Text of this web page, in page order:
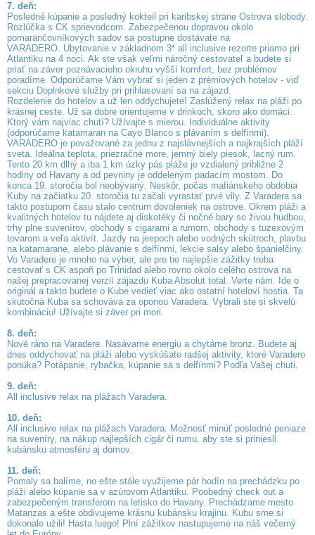
7. deň:
Posledné kúpanie a posledný kokteil pri karibskej strane Ostrova slobody.
Rozlúčka s CK sprievodcom. Zabezpečenou dopravou okolo
pomarančovníkových sadov sa postupne dostávate na
VARADERO. Ubytovanie v základnom 3* all inclusive rezorte priamo pri
Atlantiku na 4 noci. Ak ste však veľmi náročný cestovateľ a budete si
priať na záver poznávacieho okruhu vyšší komfort, bez problémov
poradíme. Odporúčame Vám vybrať si jeden z prémiových hotelov - viď
sekciu Doplnkové služby pri prihlasovaní sa na zájazd.
Rozdelenie do hotelov a už len oddychujete! Zaslúžený relax na pláži po
krásnej ceste. Už sa dobre orientujeme v drinkoch, skoro ako domáci.
Ktorý vám najviac chutí? Užívajte s mierou. Individuálne aktivity
(odporúčame katamaran na Cayo Blanco s plávaním s delfínmi).
VARADERO je považované za jednu z najslávnejších a najkrajších pláží
sveta. Ideálna teplota, priezračné more, jemný biely piesok, lacný rum.
Tento 20 km dlhý a iba 1 km úzky pás pláže je vzdialený približne 2
hodiny od Havany a od pevniny je oddeleným padacím mostom. Do
konca 19. storočia bol neobývaný. Neskôr, počas mafiánskeho obdobia
Kuby na začiatku 20. storočia tu začali vyrastať prvé vily. Z Varadera sa
takto postupom času stalo centrum dovoleniek na ostrove. Okrem pláži a
kvalitných hotelov tu nájdete aj diskotéky či nočné bary so živou hudbou,
trhy plne suvenírov, obchody s cigarami a rumom, obchody s tuzexovým
tovarom a veľa aktivít. Jazdy na jeepoch alebo vodných skútroch, plavbu
na katamarane, alebo plávanie s delfínmi, lekcie salsy alebo španielčiny.
Vo Varadere je mnoho na výber, ale pre tie najlepšie zážitky treba
cestovať s CK aspoň po Trinidad alebo rovno okolo celého ostrova na
našej prepracovanej verzií zájazdu Kuba Absolut total. Verte nám. Ide o
originál a takto budete o Kube vedieť viac ako ostatní hoteloví hostia. Ta
skutočná Kuba sa schováva za oponou Varadera. Vybrali ste si skvelú
kombináciu! Užívajte si záver pri mori.
8. deň:
Nové ráno na Varadere. Nasávame energiu a chytáme bronz. Budete aj
dnes oddychovať na pláži alebo vyskúšate radšej aktivity, ktoré Varadero
ponúka? Potápanie, rybačka, kúpanie sa s delfínmi? Podľa Vašej chuti.
9. deň:
All inclusive relax na plážach Varadera.
10. deň:
All inclusive relax na plážach Varadera. Možnosť minúť posledné peniaze
na suveníry, na nákup najlepších cigár či rumu, aby ste si priniesli
kubánsku atmosféru aj domov.
11. deň:
Pomaly sa balíme, no ešte stále využijeme pár hodín na prechádzku po
pláži alebo kúpanie sa v azúrovom Atlantiku. Poobedný check out a
zabezpečeným transferom na letisko do Havany. Prechádzame mesto
Matanzas a ešte obdivujeme krásnu kubánsku krajinu. Kubu sme si
dokonale užili! Hasta luego! Plní zážitkov nastupujeme na náš večerný